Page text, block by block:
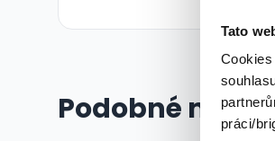
Tato
práci/
Podobné